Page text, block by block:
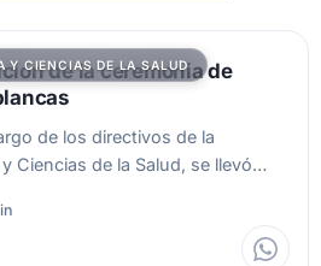
Y CIENCIAS DE LA SALUD
de la ceremonia de
de los directivos de la
Ciencias de la Salud, se llevó…